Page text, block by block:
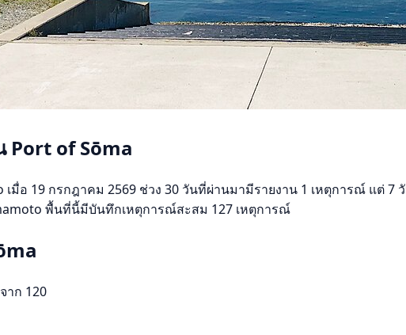
Port of Sōma
มื่อ 19 กรกฎาคม 2569 ช่วง 30 วันที่ผ่านมามีรายงาน 1 เหตุการณ์ แต่
พื้นที่นี้มีบันทึกเหตุการณ์สะสม 127 เหตุการณ์
าก 120